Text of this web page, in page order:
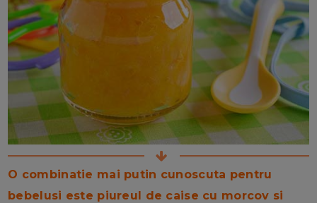
O combinatie mai putin cunoscuta pentru
bebelusi este piureul de caise cu morcov si